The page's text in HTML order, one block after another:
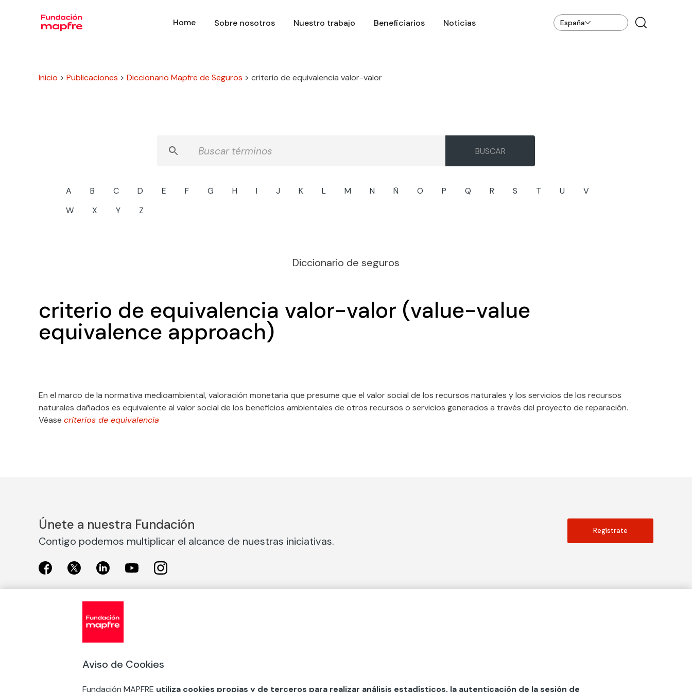
Home Sobre nosotros Nuestro trabajo Beneficiarios Noticias España
Inicio > Publicaciones > Diccionario Mapfre de Seguros > criterio de equivalencia valor-valor
A B C D E F G H I J K L M N Ñ O P Q R S T U
V
W
X Y Z
Diccionario de seguros
criterio de equivalencia valor-valor (value-value
equivalence approach)
En el marco de la normativa medioambiental, valoración monetaria que presume que el valor social de los recursos naturales y los servicios de los recursos
naturales dañados es equivalente al valor social de los beneficios ambientales de otros recursos o servicios generados a través del proyecto de reparación.
Véase criterios de equivalencia
Únete a nuestra Fundación
Contigo podemos multiplicar el alcance de nuestras iniciativas.
Regístrate
Exposiciones en Madrid
Exposiciones en Barcelona
Aviso de Cookies
Fundación MAPFRE utiliza cookies propias y de terceros para realizar análisis estadísticos, la autenticación de la sesión de